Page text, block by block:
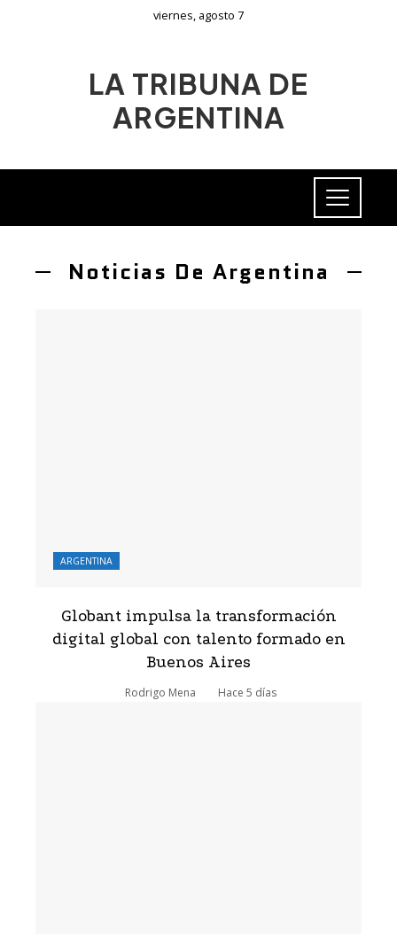
viernes, agosto 7
LA TRIBUNA DE
ARGENTINA
Noticias De Argentina
ARGENTINA
Globant impulsa la transformación
digital global con talento formado en
Buenos Aires
Rodrigo Mena Hace 5 días